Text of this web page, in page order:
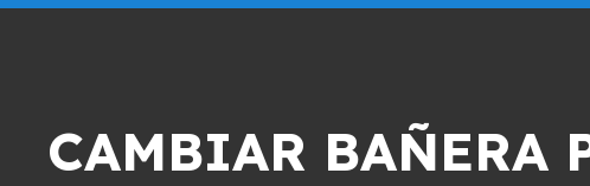
CAMBIAR BAÑERA